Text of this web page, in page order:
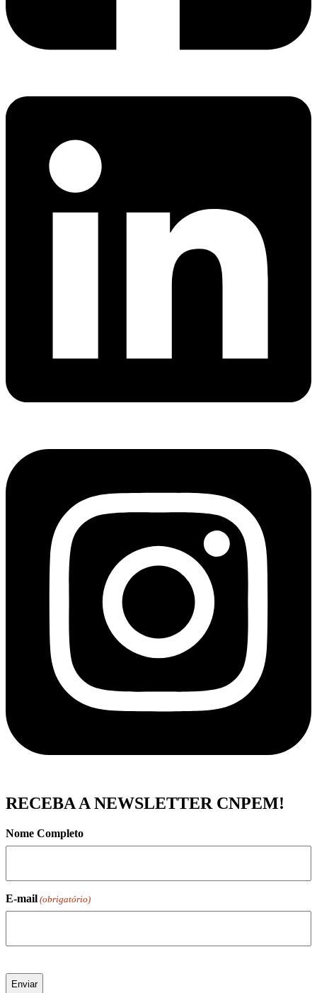
RECEBA A NEWSLETTER CNPEM!
Nome Completo
E-mail (obrigatório)